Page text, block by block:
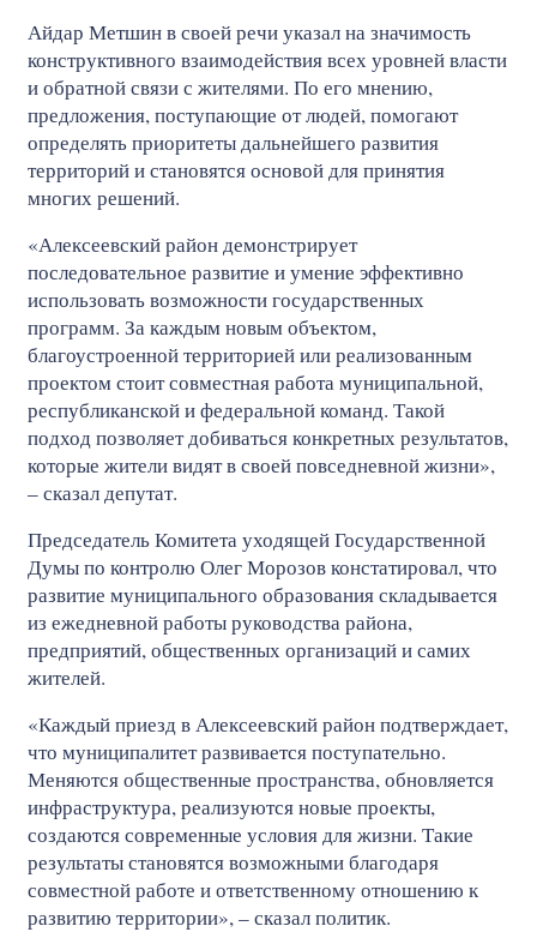
Айдар Метшин в своей речи указал на значимость
конструктивного взаимодействия всех уровней власти
и обратной связи с жителями. По его мнению,
предложения, поступающие от людей, помогают
определять приоритеты дальнейшего развития
территорий и становятся основой для принятия
многих решений.
«Алексеевский район демонстрирует
последовательное развитие и умение эффективно
использовать возможности государственных
программ. За каждым новым объектом,
благоустроенной территорией или реализованным
проектом стоит совместная работа муниципальной,
республиканской и федеральной команд. Такой
подход позволяет добиваться конкретных результатов,
которые жители видят в своей повседневной жизни»,
– сказал депутат.
Председатель Комитета уходящей Государственной
Думы по контролю Олег Морозов констатировал, что
развитие муниципального образования складывается
из ежедневной работы руководства района,
предприятий, общественных организаций и самих
жителей.
«Каждый приезд в Алексеевский район подтверждает,
что муниципалитет развивается поступательно.
Меняются общественные пространства, обновляется
инфраструктура, реализуются новые проекты,
создаются современные условия для жизни. Такие
результаты становятся возможными благодаря
совместной работе и ответственному отношению к
развитию территории», – сказал политик.